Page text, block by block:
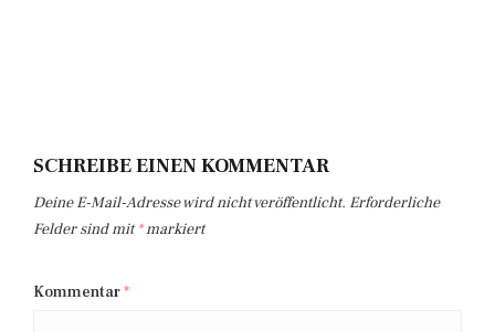
SCHREIBE EINEN KOMMENTAR
Deine E-Mail-Adresse wird nicht veröffentlicht. Erforderliche
Felder sind mit*markiert
Kommentar*